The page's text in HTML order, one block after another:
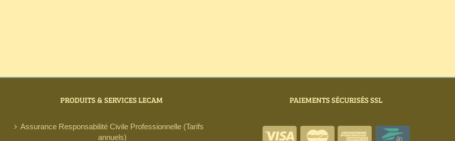
PRODUITS & SERVICES LECAM
Assurance Responsabilité Civile Professionnelle (Tarifs
annuels)
PAIEMENTS SÉCURISÉS SSL